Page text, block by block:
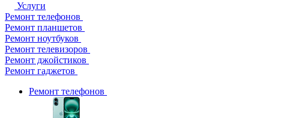
Услуги
Ремонт телефонов
Ремонт планшетов
Ремонт ноутбуков
Ремонт телевизоров
Ремонт джойстиков
Ремонт гаджетов
Ремонт телефонов